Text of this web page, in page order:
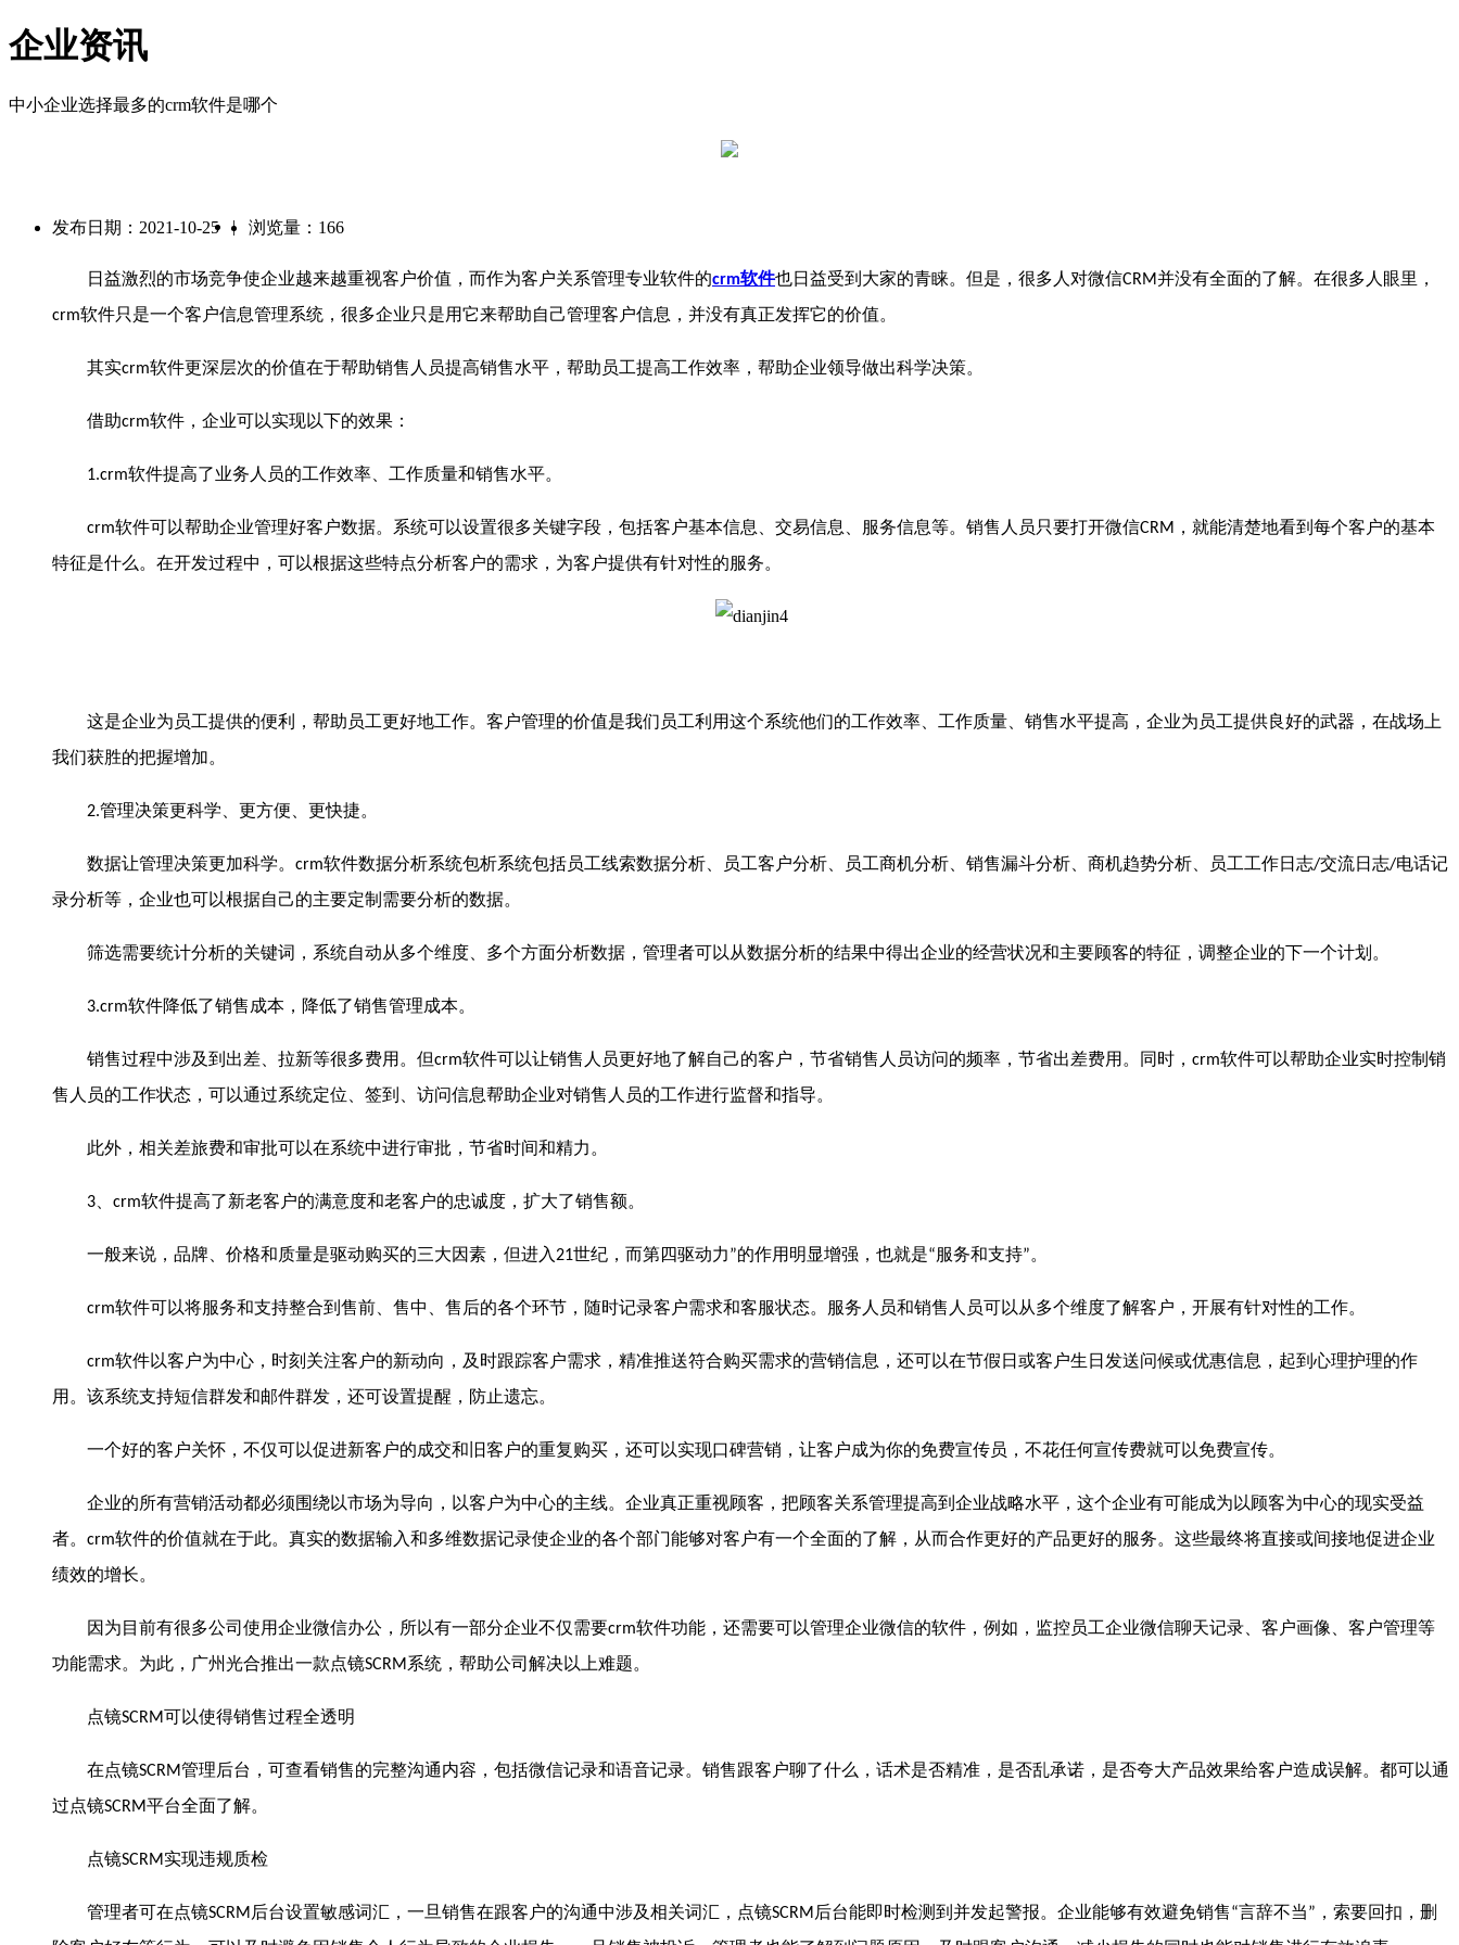
企业资讯
中小企业选择最多的crm软件是哪个
发布日期：2021-10-25 | 浏览量：166
日益激烈的市场竞争使企业越来越重视客户价值，而作为客户关系管理专业软件的crm软件也日益受到大家的青睐。但是，很多人对微信CRM并没有全面的了解。在很多人眼里，
crm软件只是一个客户信息管理系统，很多企业只是用它来帮助自己管理客户信息，并没有真正发挥它的价值。
其实crm软件更深层次的价值在于帮助销售人员提高销售水平，帮助员工提高工作效率，帮助企业领导做出科学决策。
借助crm软件，企业可以实现以下的效果：
1.crm软件提高了业务人员的工作效率、工作质量和销售水平。
crm软件可以帮助企业管理好客户数据。系统可以设置很多关键字段，包括客户基本信息、交易信息、服务信息等。销售人员只要打开微信CRM ，就能清楚地看到每个客户的基本
特征是什么。在开发过程中，可以根据这些特点分析客户的需求，为客户提供有针对性的服务。
这是企业为员工提供的便利，帮助员工更好地工作。客户管理的价值是我们员工利用这个系统他们的工作效率、工作质量、销售水平提高，企业为员工提供良好的武器，在战场上
我们获胜的把握增加。
2.管理决策更科学、更方便、更快捷。
数据让管理决策更加科学。 crm软件数据分析系统包析系统包括员工线索数据分析、员工客户分析、员工商机分析、销售漏斗分析、商机趋势分析、员工工作日志/交流日志/电话记
录分析等，企业也可以根据自己的主要定制需要分析的数据。
筛选需要统计分析的关键词，系统自动从多个维度、多个方面分析数据，管理者可以从数据分析的结果中得出企业的经营状况和主要顾客的特征，调整企业的下一个计划。
3.crm软件降低了销售成本，降低了销售管理成本。
销售过程中涉及到出差、拉新等很多费用。但crm软件可以让销售人员更好地了解自己的客户，节省销售人员访问的频率，节省出差费用。同时， crm软件可以帮助企业实时控制销
售人员的工作状态，可以通过系统定位、签到、访问信息帮助企业对销售人员的工作进行监督和指导。
此外，相关差旅费和审批可以在系统中进行审批，节省时间和精力。
3、 crm软件提高了新老客户的满意度和老客户的忠诚度，扩大了销售额。
一般来说，品牌、价格和质量是驱动购买的三大因素，但进入21世纪，而第四驱动力”的作用明显增强，也就是“服务和支持”。
crm软件可以将服务和支持整合到售前、售中、售后的各个环节，随时记录客户需求和客服状态。服务人员和销售人员可以从多个维度了解客户，开展有针对性的工作。
crm软件以客户为中心，时刻关注客户的新动向，及时跟踪客户需求，精准推送符合购买需求的营销信息，还可以在节假日或客户生日发送问候或优惠信息，起到心理护理的作
用。该系统支持短信群发和邮件群发，还可设置提醒，防止遗忘。
一个好的客户关怀，不仅可以促进新客户的成交和旧客户的重复购买，还可以实现口碑营销，让客户成为你的免费宣传员，不花任何宣传费就可以免费宣传。
企业的所有营销活动都必须围绕以市场为导向，以客户为中心的主线。企业真正重视顾客，把顾客关系管理提高到企业战略水平，这个企业有可能成为以顾客为中心的现实受益
者。 crm软件的价值就在于此。真实的数据输入和多维数据记录使企业的各个部门能够对客户有一个全面的了解，从而合作更好的产品更好的服务。这些最终将直接或间接地促进企业
绩效的增长。
因为目前有很多公司使用企业微信办公，所以有一部分企业不仅需要crm软件功能，还需要可以管理企业微信的软件，例如，监控员工企业微信聊天记录、客户画像、客户管理等
功能需求。为此，广州光合推出一款点镜SCRM系统，帮助公司解决以上难题。
点镜SCRM可以使得销售过程全透明
在点镜SCRM管理后台，可查看销售的完整沟通内容，包括微信记录和语音记录。销售跟客户聊了什么，话术是否精准，是否乱承诺，是否夸大产品效果给客户造成误解。都可以通
过点镜SCRM平台全面了解。
点镜SCRM实现违规质检
管理者可在点镜SCRM后台设置敏感词汇，一旦销售在跟客户的沟通中涉及相关词汇，点镜SCRM后台能即时检测到并发起警报。企业能够有效避免销售“言辞不当” ，索要回扣，删